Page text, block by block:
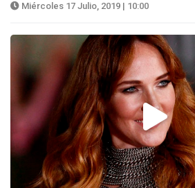
Miércoles 17 Julio, 2019 | 10:00